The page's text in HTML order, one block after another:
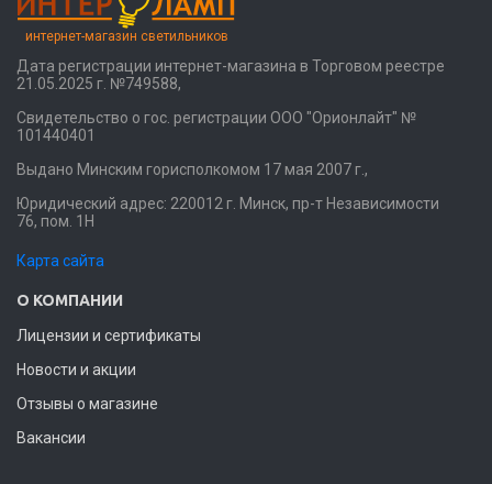
интернет-магазин светильников
Дата регистрации интернет-магазина в Торговом реестре
21.05.2025 г. №749588,
Свидетельство о гос. регистрации ООО "Орионлайт" №
101440401
Выдано Минским горисполкомом 17 мая 2007 г.,
Юридический адрес: 220012 г. Минск, пр-т Независимости
76, пом. 1Н
Карта сайта
О КОМПАНИИ
Лицензии и сертификаты
Новости и акции
Отзывы о магазине
Вакансии